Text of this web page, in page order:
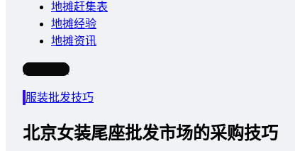
地摊赶集表
地摊经验
地摊资讯
写文章
服装批发技巧
北京女装尾座批发市场的采购技巧